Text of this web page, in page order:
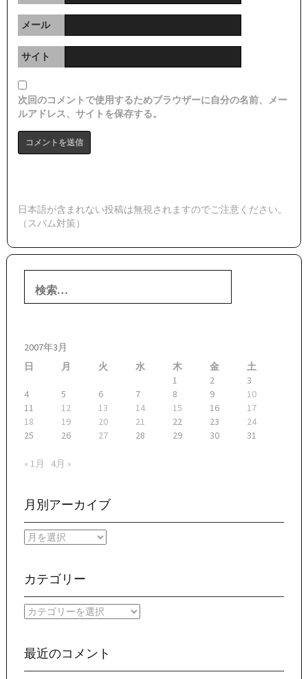
メール
サイト
次回のコメントで使用するためブラウザーに自分の名前、メー
ルアドレス、サイトを保存する。
日本語が含まれない投稿は無視されますのでご注意ください。
（スパム対策）
索:
2007年3月
日
月 火 水 木 金
土
1
2
3
4
5 6 7 8 9
10
11
12 13 14 15 16
17
18
19 20 21 22 23
24
25
26 27 28 29 30 31
« 1月 4月 »
月別アーカイブ
月
ー
イ
ブ
カテゴリー
カ
リ
最近のコメント